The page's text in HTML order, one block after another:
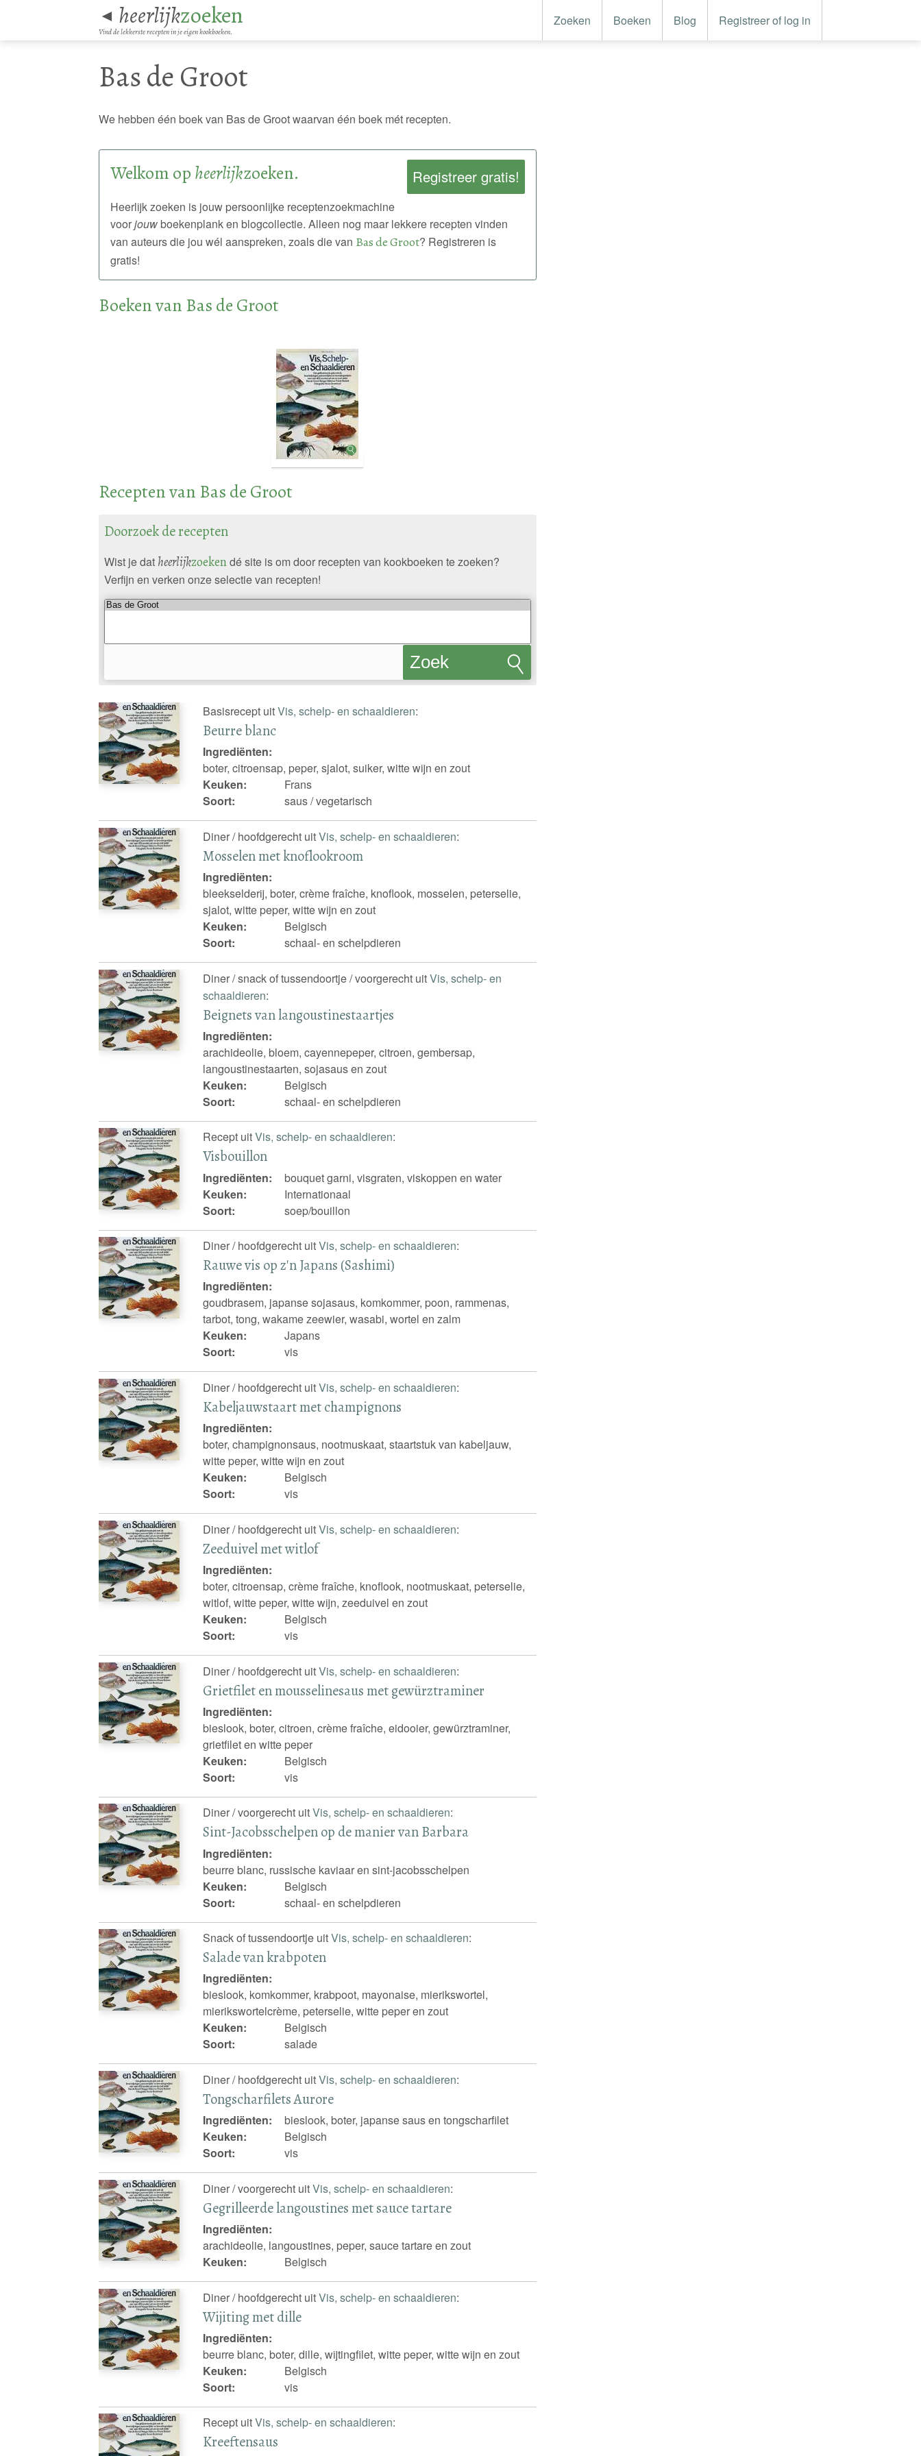
◄ heerlijkzoeken
Vind de lekkerste recepten in je eigen kookboeken.
Zoeken Boeken Blog Registreer of log in
Bas de Groot
We hebben één boek van Bas de Groot waarvan één boek mét recepten.
Registreer gratis!
Welkom op heerlijkzoeken.
Heerlijk zoeken is jouw persoonlijke receptenzoekmachine
voorjouwboekenplank en blogcollectie. Alleen nog maar lekkere recepten vinden
van auteurs die jou wél aanspreken, zoals die van Bas de Groot? Registreren is
gratis!
Boeken van Bas de Groot
Recepten van Bas de Groot
Doorzoek de recepten
Wist je dat heerlijkzoekendé site is om door recepten van kookboeken te zoeken?
Verfijn en verken onze selectie van recepten!
Zoek
Basisrecept uitVis, schelp- en schaaldieren:
Beurre blanc
Ingrediënten:
boter, citroensap, peper, sjalot, suiker, witte wijn en zout
Keuken:
Frans
Soort:
saus / vegetarisch
Diner / hoofdgerecht uitVis, schelp- en schaaldieren:
Mosselen met knoflookroom
Ingrediënten:
bleekselderij, boter, crème fraîche, knoflook, mosselen, peterselie,
sjalot, witte peper, witte wijn en zout
Keuken:
Belgisch
Soort:
schaal- en schelpdieren
Diner / snack of tussendoortje / voorgerecht uitVis, schelp- en
schaaldieren:
Beignets van langoustinestaartjes
Ingrediënten:
arachideolie, bloem, cayennepeper, citroen, gembersap,
langoustinestaarten, sojasaus en zout
Keuken:
Belgisch
Soort:
schaal- en schelpdieren
Recept uitVis, schelp- en schaaldieren:
Visbouillon
Ingrediënten:
bouquet garni, visgraten, viskoppen en water
Keuken:
Internationaal
Soort:
soep/bouillon
Diner / hoofdgerecht uitVis, schelp- en schaaldieren:
Rauwe vis op z'n Japans (Sashimi)
Ingrediënten:
goudbrasem, japanse sojasaus, komkommer, poon, rammenas,
tarbot, tong, wakame zeewier, wasabi, wortel en zalm
Keuken:
Japans
Soort:
vis
Diner / hoofdgerecht uitVis, schelp- en schaaldieren:
Kabeljauwstaart met champignons
Ingrediënten:
boter, champignonsaus, nootmuskaat, staartstuk van kabeljauw,
witte peper, witte wijn en zout
Keuken:
Belgisch
Soort:
vis
Diner / hoofdgerecht uitVis, schelp- en schaaldieren:
Zeeduivel met witlof
Ingrediënten:
boter, citroensap, crème fraîche, knoflook, nootmuskaat, peterselie,
witlof, witte peper, witte wijn, zeeduivel en zout
Keuken:
Belgisch
Soort:
vis
Diner / hoofdgerecht uitVis, schelp- en schaaldieren:
Grietfilet en mousselinesaus met gewürztraminer
Ingrediënten:
bieslook, boter, citroen, crème fraîche, eidooier, gewürztraminer,
grietfilet en witte peper
Keuken:
Belgisch
Soort:
vis
Diner / voorgerecht uitVis, schelp- en schaaldieren:
Sint-Jacobsschelpen op de manier van Barbara
Ingrediënten:
beurre blanc, russische kaviaar en sint-jacobsschelpen
Keuken:
Belgisch
Soort:
schaal- en schelpdieren
Snack of tussendoortje uitVis, schelp- en schaaldieren:
Salade van krabpoten
Ingrediënten:
bieslook, komkommer, krabpoot, mayonaise, mierikswortel,
mierikswortelcrème, peterselie, witte peper en zout
Keuken:
Belgisch
Soort:
salade
Diner / hoofdgerecht uitVis, schelp- en schaaldieren:
Tongscharfilets Aurore
Ingrediënten:
bieslook, boter, japanse saus en tongscharfilet
Keuken:
Belgisch
Soort:
vis
Diner / voorgerecht uitVis, schelp- en schaaldieren:
Gegrilleerde langoustines met sauce tartare
Ingrediënten:
arachideolie, langoustines, peper, sauce tartare en zout
Keuken:
Belgisch
Diner / hoofdgerecht uitVis, schelp- en schaaldieren:
Wijiting met dille
Ingrediënten:
beurre blanc, boter, dille, wijtingfilet, witte peper, witte wijn en zout
Keuken:
Belgisch
Soort:
vis
Recept uitVis, schelp- en schaaldieren:
Kreeftensaus